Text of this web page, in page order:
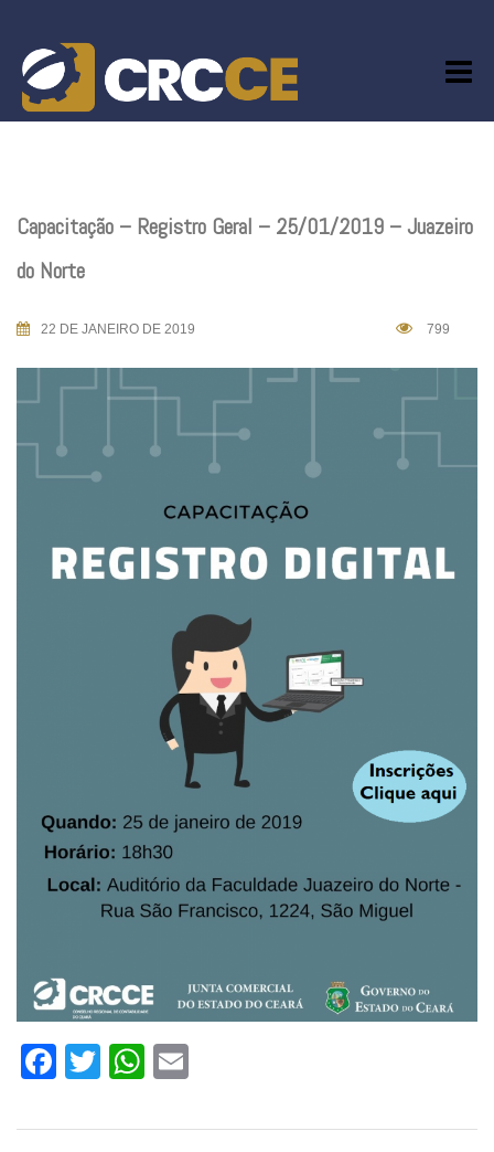
content
Capacitação – Registro Geral – 25/01/2019 – Juazeiro
do Norte
22 DE JANEIRO DE 2019 799
Facebook
TwitterWhatsApp